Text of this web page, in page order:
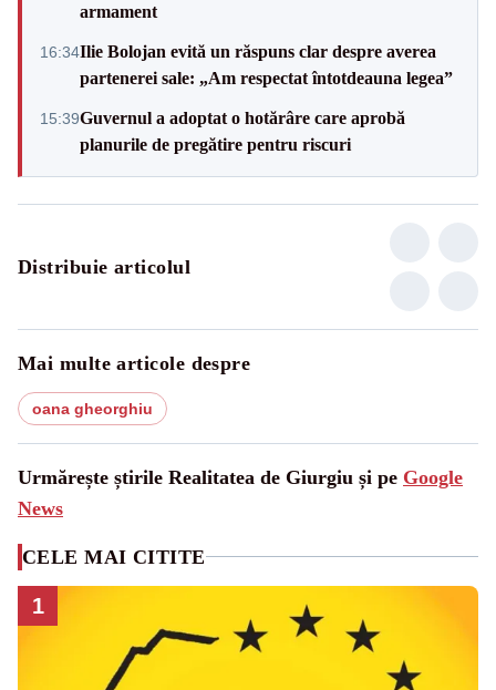
armament
16:34Ilie Bolojan evită un răspuns clar despre averea
partenerei sale: „Am respectat întotdeauna legea”
15:39Guvernul a adoptat o hotărâre care aprobă
planurile de pregătire pentru riscuri
Distribuie articolul
Mai multe articole despre
oana gheorghiu
Urmărește știrile Realitatea de Giurgiu și pe Google
News
CELE MAI CITITE
1